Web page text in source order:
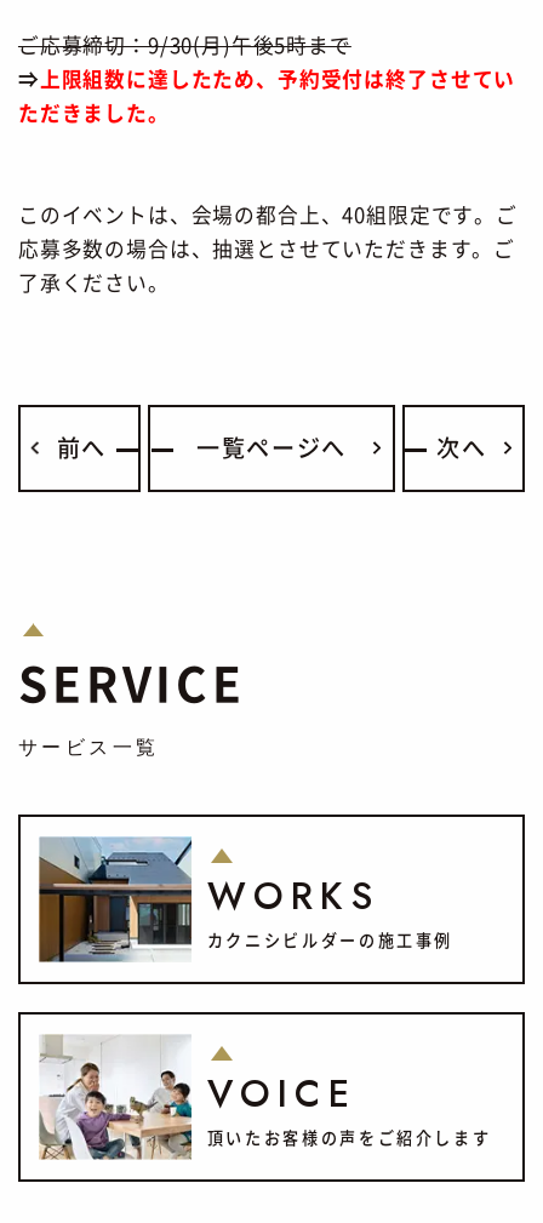
ご応募締切：9/30(月)午後5時まで
⇒上限組数に達したため、予約受付は終了させてい
ただきました。
このイベントは、会場の都合上、40組限定です。ご
応募多数の場合は、抽選とさせていただきます。ご
了承ください。
前へ 一覧ページへ 次へ
SERVICE
サービス一覧
WORKS
カクニシビルダーの施工事例
VOICE
頂いたお客様の声をご紹介します